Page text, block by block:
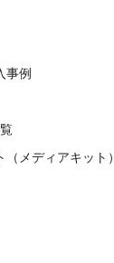
事例
メディアキット）